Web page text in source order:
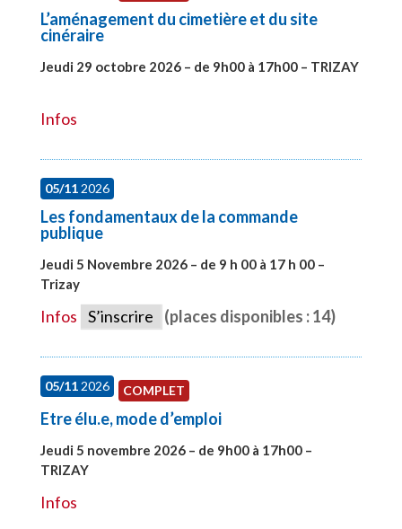
L’aménagement du cimetière et du site
cinéraire
Jeudi 29 octobre 2026 – de 9h00 à 17h00 – TRIZAY
Infos
05/112026
Les fondamentaux de la commande
publique
Jeudi 5 Novembre 2026 – de 9 h 00 à 17 h 00 –
Trizay
Infos S’inscrire (places disponibles : 14)
05/112026 COMPLET
Etre élu.e, mode d’emploi
Jeudi 5 novembre 2026 – de 9h00 à 17h00 –
TRIZAY
Infos